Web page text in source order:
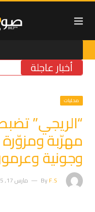
أخبار عاجلة
محليات
“الريجي”
مهرّبة
وجونية
ByF.S مارس 17, 2025